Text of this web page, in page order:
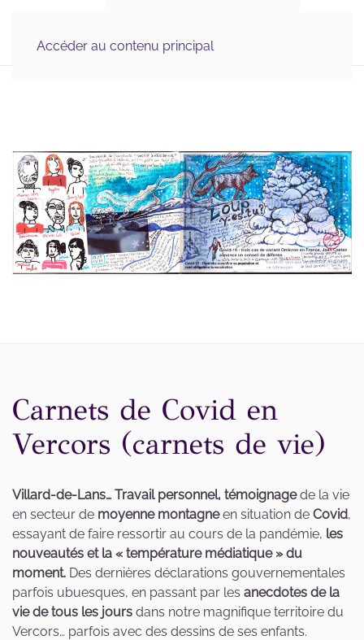
Accéder au contenu principal
& Scientifique, Graphisme
Carnets de Covid en
Vercors (carnets de vie)
Villard-de-Lans… Travail personnel, témoignagede la vie
en secteur de moyenne montagneen situation de Covid,
essayant de faire ressortir au cours de la pandémie, les
nouveautés et la « température médiatique » du
moment. Des dernières déclarations gouvernementales
parfois ubuesques, en passant par les anecdotes de la
vie de tous les jours dans notre magnifique territoire du
Vercors… parfois avec des dessins de ses enfants.